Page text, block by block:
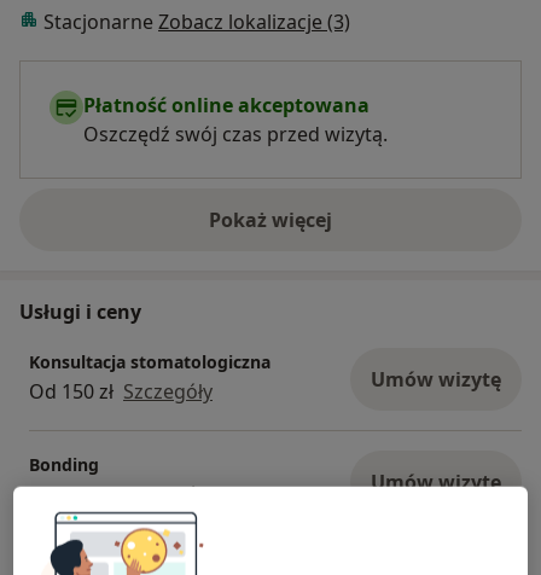
Stacjonarne Zobacz lokalizacje (3)
Płatność online akceptowana
Oszczędź swój czas przed wizytą.
Pokaż więcejo doświadczeniu
Usługi i ceny
Konsultacja stomatologiczna
Od 150 zł Szczegóły Umów wizytę
Bonding
Od 700 zł Szczegóły Umów wizytę
Kompleksowe badanie